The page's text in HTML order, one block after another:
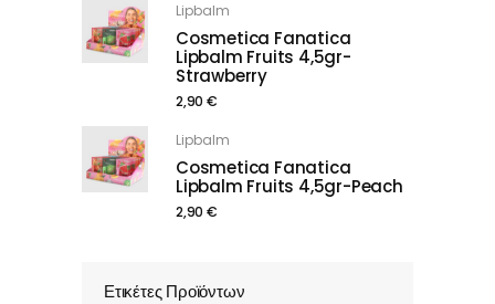
Lipbalm
Cosmetica Fanatica
Lipbalm Fruits 4,5gr-
Strawberry
2,90 €
Lipbalm
Cosmetica Fanatica
Lipbalm Fruits 4,5gr-Peach
2,90 €
Ετικέτες Προϊόντων